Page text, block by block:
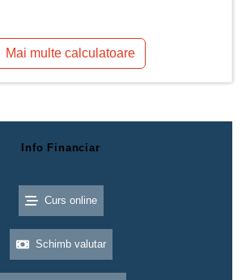
Mai multe calculatoare
Info Financiar
Curs online
Schimb valutar